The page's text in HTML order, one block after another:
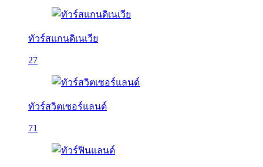
ทัวร์สแกนดิเนเวีย
27
ทัวร์สวิตเซอร์แลนด์
71